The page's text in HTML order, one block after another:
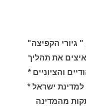
גיורי הקפיצה"
את תהליך
והציוניים *
ישראל *
מהמדינה